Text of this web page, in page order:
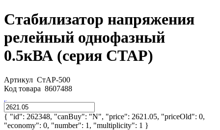
Стабилизатор напряжения
релейный однофазный
0.5кВА (серия СТАР)
Артикул СтАР-500
Код товара 8607488
{ "id": 262348, "canBuy": "N", "price": 2621.05, "priceOld": 0,
"economy": 0, "number": 1, "multiplicity": 1 }